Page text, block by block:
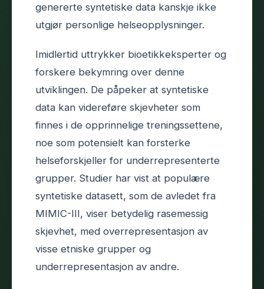
genererte syntetiske data kanskje ikke
utgjør personlige helseopplysninger.
Imidlertid uttrykker bioetikkeksperter og
forskere bekymring over denne
utviklingen. De påpeker at syntetiske
data kan videreføre skjevheter som
finnes i de opprinnelige treningssettene,
noe som potensielt kan forsterke
helseforskjeller for underrepresenterte
grupper. Studier har vist at populære
syntetiske datasett, som de avledet fra
MIMIC-III, viser betydelig rasemessig
skjevhet, med overrepresentasjon av
visse etniske grupper og
underrepresentasjon av andre.